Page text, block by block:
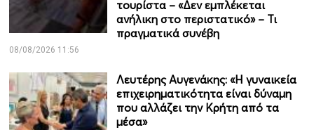
τουρίστα – «Δεν εμπλέκεται
ανήλικη στο περιστατικό» – Τι
πραγματικά συνέβη
08/08/2026 11:56
Λευτέρης Αυγενάκης: «Η γυναικεία
επιχειρηματικότητα είναι δύναμη
που αλλάζει την Κρήτη από τα
μέσα»